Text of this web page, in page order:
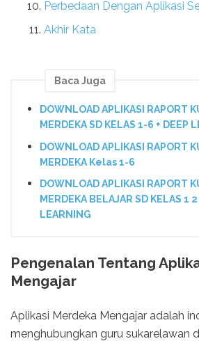
Perbedaan Dengan Aplikasi
Akhir Kata
Baca Juga
DOWNLOAD APLIKASI RAPORT
MERDEKA SD KELAS 1-6 + DEEP
DOWNLOAD APLIKASI RAPORT
MERDEKA Kelas 1-6
DOWNLOAD APLIKASI RAPORT
MERDEKA BELAJAR SD KELAS 1 2
LEARNING
Pengenalan Tentang
Mengajar
Aplikasi Merdeka Mengajar adalah
menghubungkan guru sukarelawan